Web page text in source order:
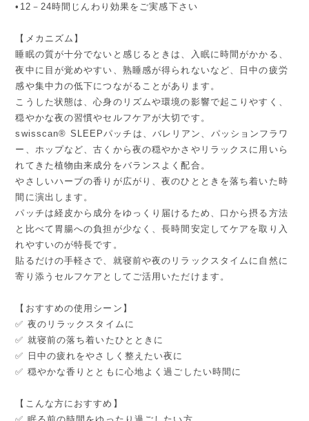
•12－24時間じんわり効果をご実感下さい
【メカニズム】
睡眠の質が十分でないと感じるときは、入眠に時間がかかる、
夜中に目が覚めやすい、熟睡感が得られないなど、日中の疲労
感や集中力の低下につながることがあります。
こうした状態は、心身のリズムや環境の影響で起こりやすく、
穏やかな夜の習慣やセルフケアが大切です。
swisscan® SLEEPパッチは、バレリアン、パッションフラワ
ー、ホップなど、古くから夜の穏やかさやリラックスに用いら
れてきた植物由来成分をバランスよく配合。
やさしいハーブの香りが広がり、夜のひとときを落ち着いた時
間に演出します。
パッチは経皮から成分をゆっくり届けるため、口から摂る方法
と比べて胃腸への負担が少なく、長時間安定してケアを取り入
れやすいのが特長です。
貼るだけの手軽さで、就寝前や夜のリラックスタイムに自然に
寄り添うセルフケアとしてご活用いただけます。
【おすすめの使用シーン】
✅ 夜のリラックスタイムに
✅ 就寝前の落ち着いたひとときに
✅ 日中の疲れをやさしく整えたい夜に
✅ 穏やかな香りとともに心地よく過ごしたい時間に
【こんな方におすすめ】